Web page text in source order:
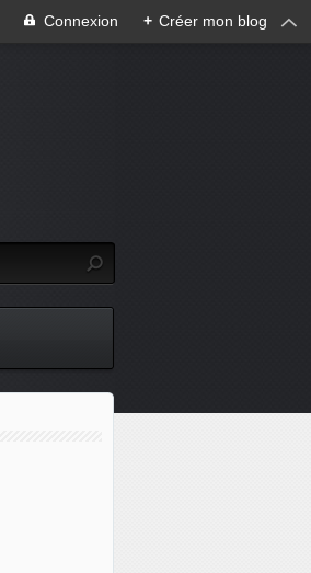
Connexion + Créer mon blog